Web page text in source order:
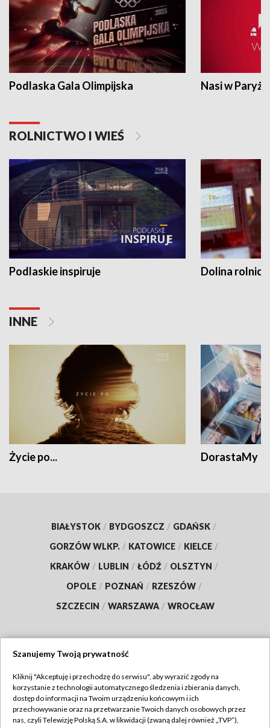
Podlaska Gala Olimpijska Nasi w Paryżu
ROLNICTWO I WIEŚ
Podlaskie inspiruje Dolina
INNE
Życie po... DorastaMy
BIAŁYSTOK / BYDGOSZCZ / GDAŃSK /
GORZÓW WLKP. / KATOWICE / KIELCE /
KRAKÓW / LUBLIN / ŁÓDŹ / OLSZTYN /
OPOLE / POZNAŃ / RZESZÓW /
SZCZECIN / WARSZAWA / WROCŁAW
TVP
Abonament TVP
Regulamin TVP
Szanujemy Twoją prywatność
Kliknij "Akceptuję i przechodzę do serwisu", aby wyrazić zgody na
korzystanie z technologii automatycznego śledzenia i zbierania danych,
dostęp do informacji na Twoim urządzeniu końcowym i ich
przechowywanie oraz na przetwarzanie Twoich danych osobowych przez
nas, czyli Telewizję Polską S.A. w likwidacji (zwaną dalej również „TVP”),